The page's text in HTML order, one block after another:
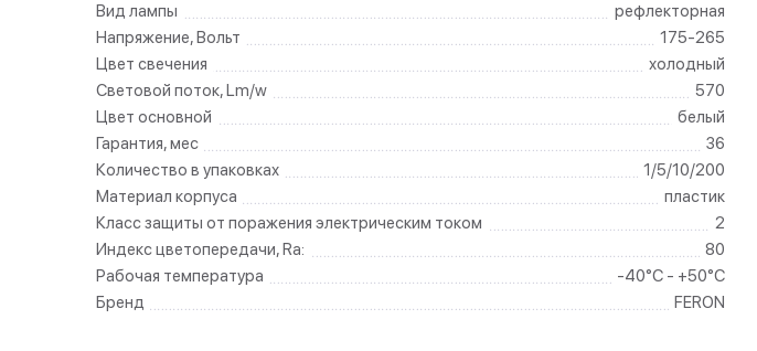
Вид лампы
рефлекторная
Напряжение, Вольт
175-265
Цвет свечения
холодный
Световой поток, Lm/w
570
Цвет основной
белый
Гарантия, мес
36
Количество в упаковках
1/5/10/200
Материал корпуса
пластик
Класс защиты от поражения электрическим током
2
Индекс цветопередачи, Ra:
80
Рабочая температура
-40°C - +50°C
Бренд
FERON